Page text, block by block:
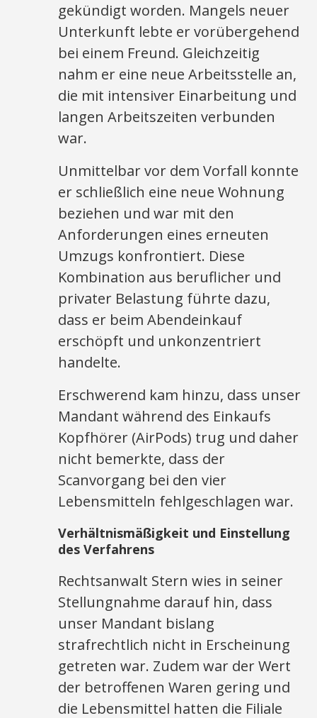
gekündigt worden. Mangels neuer
Unterkunft lebte er vorübergehend
bei einem Freund. Gleichzeitig
nahm er eine neue Arbeitsstelle an,
die mit intensiver Einarbeitung und
langen Arbeitszeiten verbunden
war.
Unmittelbar vor dem Vorfall konnte
er schließlich eine neue Wohnung
beziehen und war mit den
Anforderungen eines erneuten
Umzugs konfrontiert. Diese
Kombination aus beruflicher und
privater Belastung führte dazu,
dass er beim Abendeinkauf
erschöpft und unkonzentriert
handelte.
Erschwerend kam hinzu, dass unser
Mandant während des Einkaufs
Kopfhörer (AirPods) trug und daher
nicht bemerkte, dass der
Scanvorgang bei den vier
Lebensmitteln fehlgeschlagen war.
Verhältnismäßigkeit und Einstellung
des Verfahrens
Rechtsanwalt Stern wies in seiner
Stellungnahme darauf hin, dass
unser Mandant bislang
strafrechtlich nicht in Erscheinung
getreten war. Zudem war der Wert
der betroffenen Waren gering und
die Lebensmittel hatten die Filiale